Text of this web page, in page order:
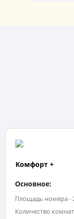
Комфорт +
Основное:
Площадь номера -
Количество